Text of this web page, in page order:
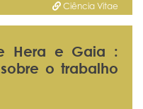
Ciência Vitae
Hera e Gaia :
o trabalho